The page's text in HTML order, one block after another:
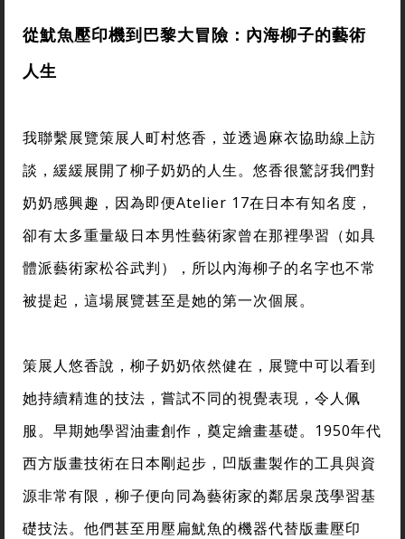
從魷魚壓印機到巴黎大冒險：內海柳子的藝術
人生
我聯繫展覽策展人町村悠香，並透過麻衣協助線上訪
談，緩緩展開了柳子奶奶的人生。悠香很驚訝我們對
奶奶感興趣，因為即便Atelier 17在日本有知名度，
卻有太多重量級日本男性藝術家曾在那裡學習（如具
體派藝術家松谷武判），所以內海柳子的名字也不常
被提起，這場展覽甚至是她的第一次個展。
策展人悠香說，柳子奶奶依然健在，展覽中可以看到
她持續精進的技法，嘗試不同的視覺表現，令人佩
服。早期她學習油畫創作，奠定繪畫基礎。1950年代
西方版畫技術在日本剛起步，凹版畫製作的工具與資
源非常有限，柳子便向同為藝術家的鄰居泉茂學習基
礎技法。他們甚至用壓扁魷魚的機器代替版畫壓印